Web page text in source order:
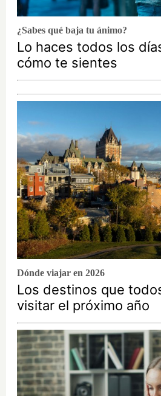
¿Sabes qué baja tu ánimo?
Lo haces todos los
cómo te sientes
Dónde viajar en 2026
Los destinos que
visitar el próximo año